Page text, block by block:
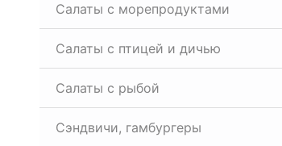
Салаты с морепродуктами
Салаты с птицей и дичью
Салаты с рыбой
Сэндвичи, гамбургеры